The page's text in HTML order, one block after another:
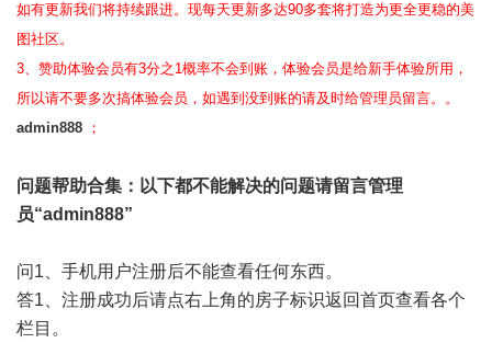
如有更新我们将持续跟进。现每天更新多达90多套将打造为更全更稳的美
图社区。
3、赞助体验会员有3分之1概率不会到账，体验会员是给新手体验所用，
所以请不要多次搞体验会员，如遇到没到账的请及时给管理员留言。。
admin888 ；
问题帮助合集 ：以下都不能解决的问题请留言管理
员“admin888”
问1、手机用户注册后不能查看任何东西。
答1、注册成功后请点右上角的房子标识返回首页查看各个
栏目。